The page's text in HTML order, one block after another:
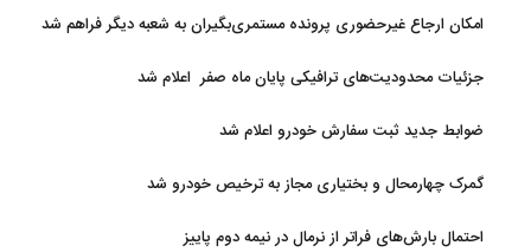
امکان ارجاع غیرحضوری پرونده مستمری‌بگیران به شعبه دیگر فراهم شد
جزئیات محدودیت‌های ترافیکی پایان ماه صفر اعلام شد
ضوابط جدید ثبت سفارش خودرو اعلام شد
گمرک چهارمحال و بختیاری مجاز به ترخیص خودرو شد
احتمال بارش‌های فراتر از نرمال در نیمه دوم پاییز